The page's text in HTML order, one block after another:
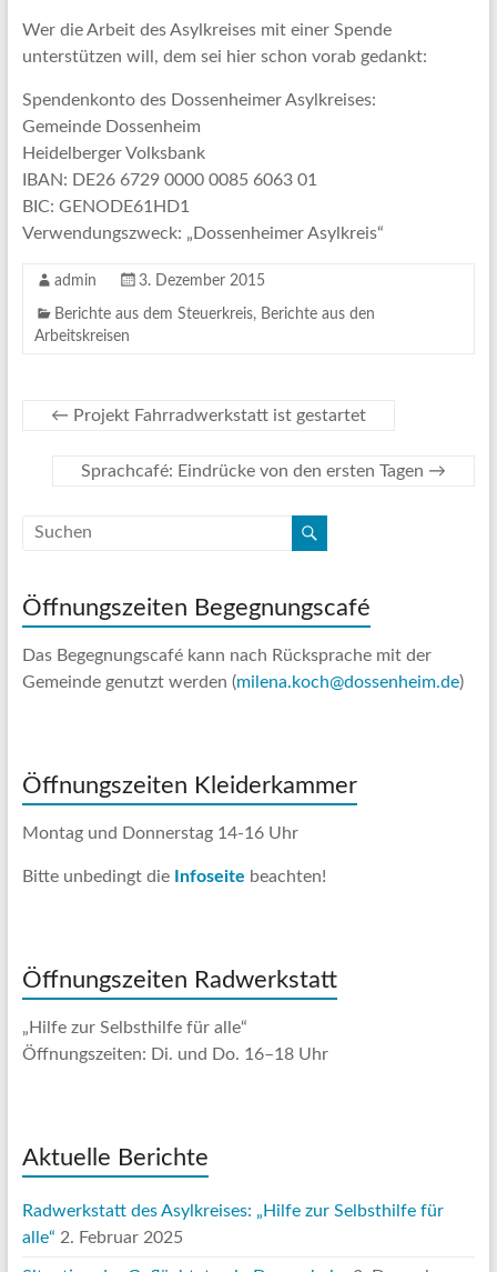
Wer die Arbeit des Asylkreises mit einer Spende
unterstützen will, dem sei hier schon vorab gedankt:
Spendenkonto des Dossenheimer Asylkreises:
Gemeinde Dossenheim
Heidelberger Volksbank
IBAN: DE26 6729 0000 0085 6063 01
BIC: GENODE61HD1
Verwendungszweck: „Dossenheimer Asylkreis“
admin 3. Dezember 2015
Berichte aus dem Steuerkreis, Berichte aus den
Arbeitskreisen
← Projekt Fahrradwerkstatt ist gestartet
Sprachcafé: Eindrücke von den ersten Tagen →
Öffnungszeiten Begegnungscafé
Das Begegnungscafé kann nach Rücksprache mit der
Gemeinde genutzt werden (milena.koch@dossenheim.de)
Öffnungszeiten Kleiderkammer
Montag und Donnerstag 14-16 Uhr
Bitte unbedingt die Infoseite beachten!
Öffnungszeiten Radwerkstatt
„Hilfe zur Selbsthilfe für alle“
Öffnungszeiten: Di. und Do. 16–18 Uhr
Aktuelle Berichte
Radwerkstatt des Asylkreises: „Hilfe zur Selbsthilfe für
alle“ 2. Februar 2025